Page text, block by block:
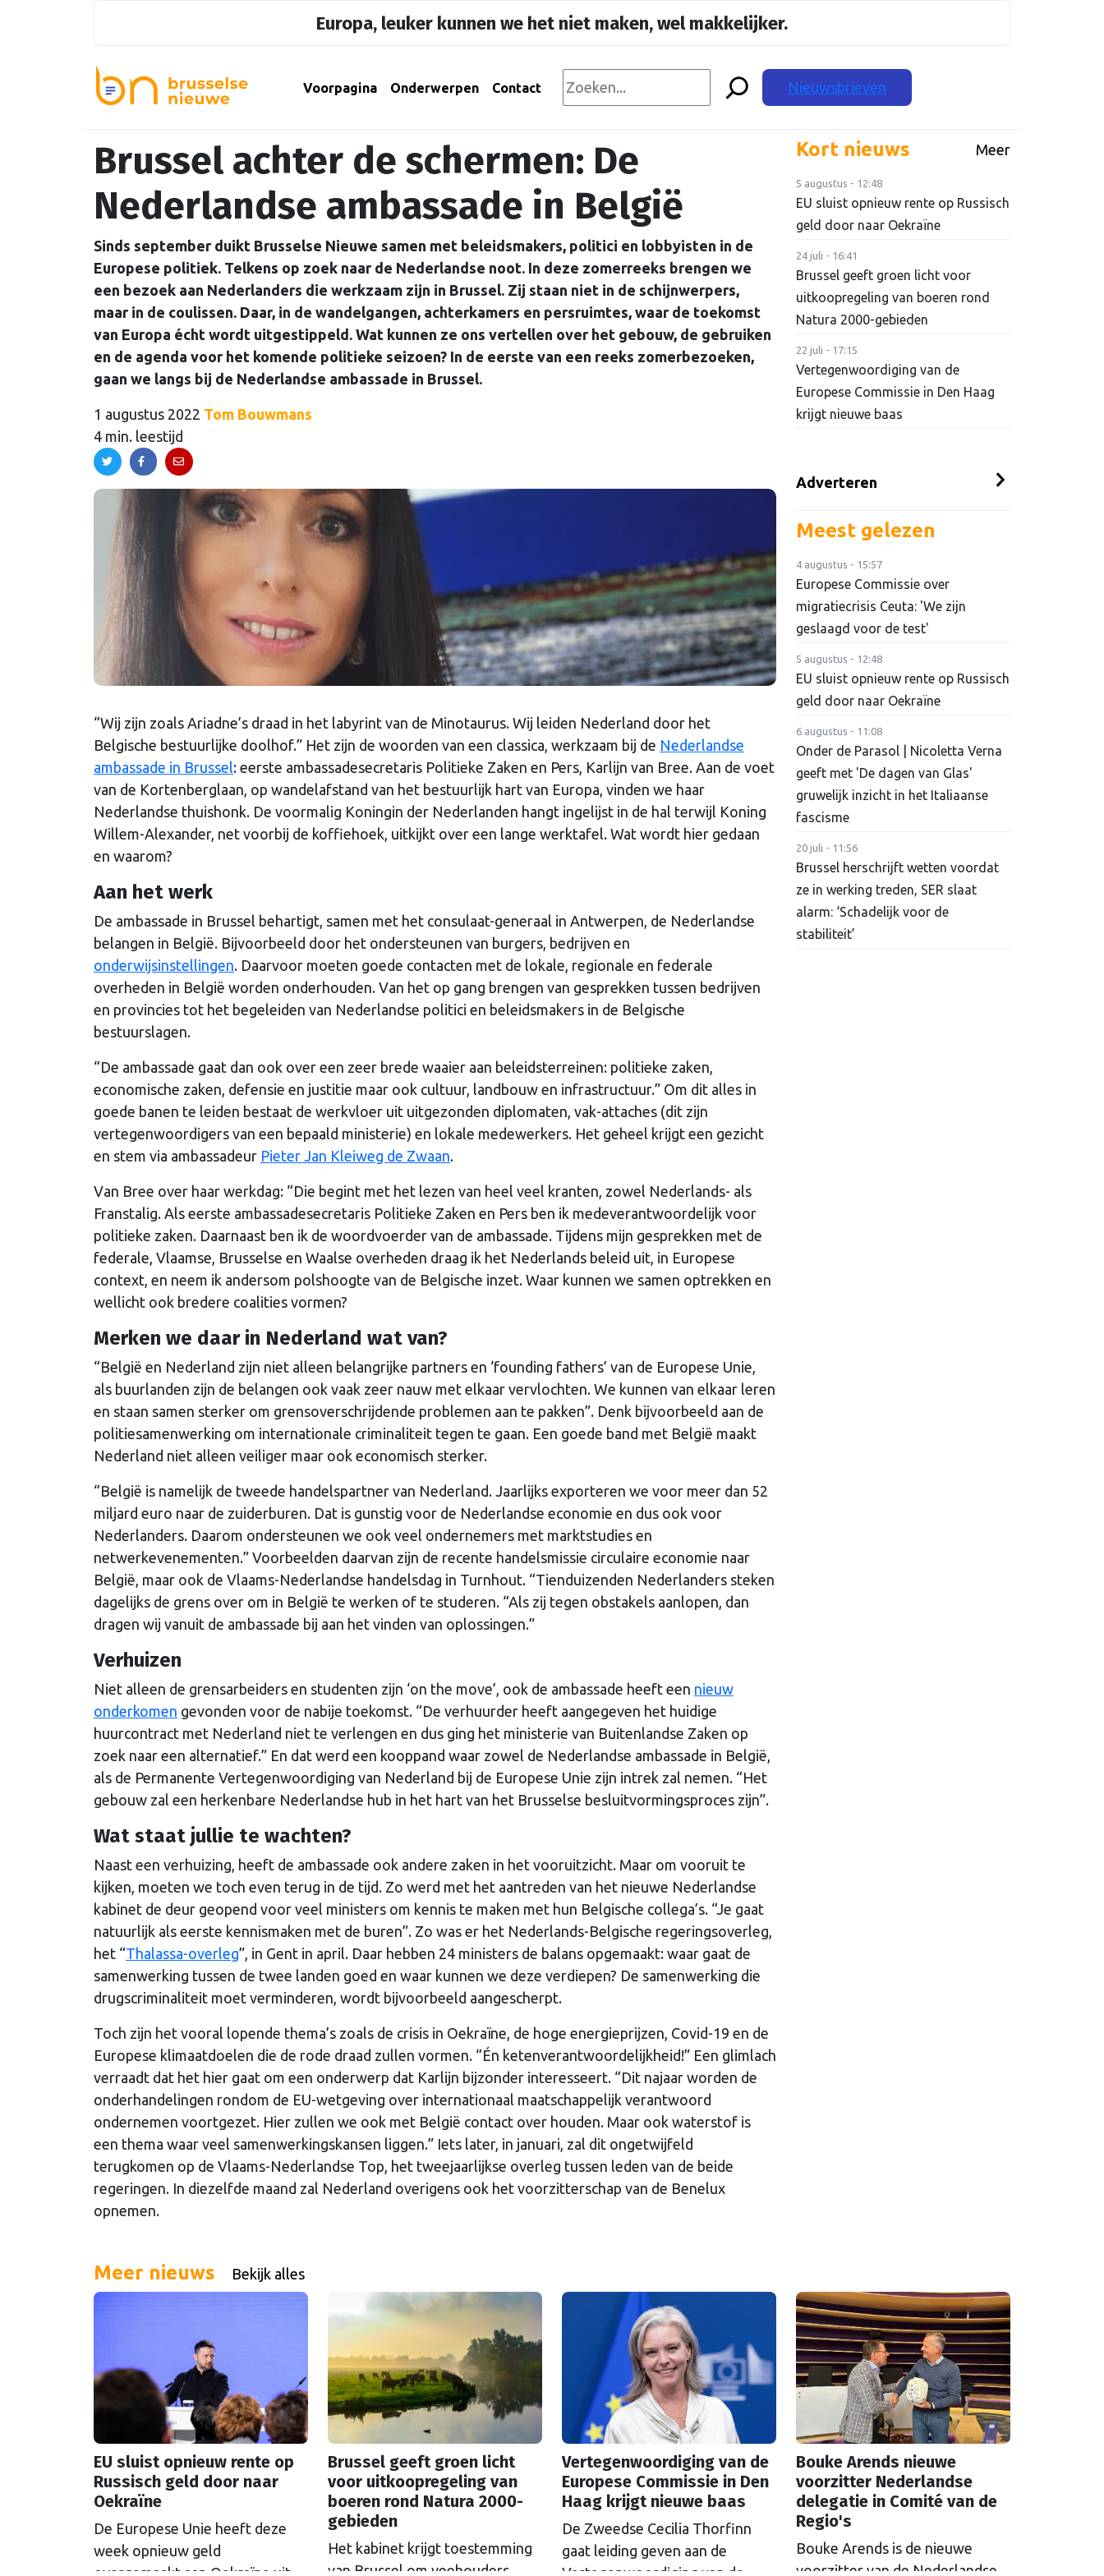
Europa, leuker kunnen we het niet maken, wel makkelijker.
Voorpagina Onderwerpen Contact Nieuwsbrieven
Brussel achter de schermen: De
Nederlandse ambassade in België
Sinds september duikt Brusselse Nieuwe samen met beleidsmakers, politici en lobbyisten in de
Europese politiek. Telkens op zoek naar de Nederlandse noot. In deze zomerreeks brengen we
een bezoek aan Nederlanders die werkzaam zijn in Brussel. Zij staan niet in de schijnwerpers,
maar in de coulissen. Daar, in de wandelgangen, achterkamers en persruimtes, waar de toekomst
van Europa écht wordt uitgestippeld. Wat kunnen ze ons vertellen over het gebouw, de gebruiken
en de agenda voor het komende politieke seizoen? In de eerste van een reeks zomerbezoeken,
gaan we langs bij de Nederlandse ambassade in Brussel.
1 augustus 2022 Tom Bouwmans
4 min. leestijd
“Wij zijn zoals Ariadne’s draad in het labyrint van de Minotaurus. Wij leiden Nederland door het
Belgische bestuurlijke doolhof.” Het zijn de woorden van een classica, werkzaam bij de Nederlandse
ambassade in Brussel: eerste ambassadesecretaris Politieke Zaken en Pers, Karlijn van Bree. Aan de voet
van de Kortenberglaan, op wandelafstand van het bestuurlijk hart van Europa, vinden we haar
Nederlandse thuishonk. De voormalig Koningin der Nederlanden hangt ingelijst in de hal terwijl Koning
Willem-Alexander, net voorbij de koffiehoek, uitkijkt over een lange werktafel. Wat wordt hier gedaan
en waarom?
Aan het werk
De ambassade in Brussel behartigt, samen met het consulaat-generaal in Antwerpen, de Nederlandse
belangen in België. Bijvoorbeeld door het ondersteunen van burgers, bedrijven en
onderwijsinstellingen. Daarvoor moeten goede contacten met de lokale, regionale en federale
overheden in België worden onderhouden. Van het op gang brengen van gesprekken tussen bedrijven
en provincies tot het begeleiden van Nederlandse politici en beleidsmakers in de Belgische
bestuurslagen.
“De ambassade gaat dan ook over een zeer brede waaier aan beleidsterreinen: politieke zaken,
economische zaken, defensie en justitie maar ook cultuur, landbouw en infrastructuur.” Om dit alles in
goede banen te leiden bestaat de werkvloer uit uitgezonden diplomaten, vak-attaches (dit zijn
vertegenwoordigers van een bepaald ministerie) en lokale medewerkers. Het geheel krijgt een gezicht
en stem via ambassadeur Pieter Jan Kleiweg de Zwaan.
Van Bree over haar werkdag: “Die begint met het lezen van heel veel kranten, zowel Nederlands- als
Franstalig. Als eerste ambassadesecretaris Politieke Zaken en Pers ben ik medeverantwoordelijk voor
politieke zaken. Daarnaast ben ik de woordvoerder van de ambassade. Tijdens mijn gesprekken met de
federale, Vlaamse, Brusselse en Waalse overheden draag ik het Nederlands beleid uit, in Europese
context, en neem ik andersom polshoogte van de Belgische inzet. Waar kunnen we samen optrekken en
wellicht ook bredere coalities vormen?
Merken we daar in Nederland wat van?
“België en Nederland zijn niet alleen belangrijke partners en ‘founding fathers’ van de Europese Unie,
als buurlanden zijn de belangen ook vaak zeer nauw met elkaar vervlochten. We kunnen van elkaar leren
en staan samen sterker om grensoverschrijdende problemen aan te pakken”. Denk bijvoorbeeld aan de
politiesamenwerking om internationale criminaliteit tegen te gaan. Een goede band met België maakt
Nederland niet alleen veiliger maar ook economisch sterker.
“België is namelijk de tweede handelspartner van Nederland. Jaarlijks exporteren we voor meer dan 52
miljard euro naar de zuiderburen. Dat is gunstig voor de Nederlandse economie en dus ook voor
Nederlanders. Daarom ondersteunen we ook veel ondernemers met marktstudies en
netwerkevenementen.” Voorbeelden daarvan zijn de recente handelsmissie circulaire economie naar
België, maar ook de Vlaams-Nederlandse handelsdag in Turnhout. “Tienduizenden Nederlanders steken
dagelijks de grens over om in België te werken of te studeren. “Als zij tegen obstakels aanlopen, dan
dragen wij vanuit de ambassade bij aan het vinden van oplossingen.”
Verhuizen
Niet alleen de grensarbeiders en studenten zijn ‘on the move’, ook de ambassade heeft een nieuw
onderkomen gevonden voor de nabije toekomst. “De verhuurder heeft aangegeven het huidige
huurcontract met Nederland niet te verlengen en dus ging het ministerie van Buitenlandse Zaken op
zoek naar een alternatief.” En dat werd een kooppand waar zowel de Nederlandse ambassade in België,
als de Permanente Vertegenwoordiging van Nederland bij de Europese Unie zijn intrek zal nemen. “Het
gebouw zal een herkenbare Nederlandse hub in het hart van het Brusselse besluitvormingsproces zijn”.
Wat staat jullie te wachten?
Naast een verhuizing, heeft de ambassade ook andere zaken in het vooruitzicht. Maar om vooruit te
kijken, moeten we toch even terug in de tijd. Zo werd met het aantreden van het nieuwe Nederlandse
kabinet de deur geopend voor veel ministers om kennis te maken met hun Belgische collega’s. “Je gaat
natuurlijk als eerste kennismaken met de buren”. Zo was er het Nederlands-Belgische regeringsoverleg,
het “Thalassa-overleg”, in Gent in april. Daar hebben 24 ministers de balans opgemaakt: waar gaat de
samenwerking tussen de twee landen goed en waar kunnen we deze verdiepen? De samenwerking die
drugscriminaliteit moet verminderen, wordt bijvoorbeeld aangescherpt.
Toch zijn het vooral lopende thema’s zoals de crisis in Oekraïne, de hoge energieprijzen, Covid-19 en de
Europese klimaatdoelen die de rode draad zullen vormen. “Én ketenverantwoordelijkheid!” Een glimlach
verraadt dat het hier gaat om een onderwerp dat Karlijn bijzonder interesseert. “Dit najaar worden de
onderhandelingen rondom de EU-wetgeving over internationaal maatschappelijk verantwoord
ondernemen voortgezet. Hier zullen we ook met België contact over houden. Maar ook waterstof is
een thema waar veel samenwerkingskansen liggen.” Iets later, in januari, zal dit ongetwijfeld
terugkomen op de Vlaams-Nederlandse Top, het tweejaarlijkse overleg tussen leden van de beide
regeringen. In diezelfde maand zal Nederland overigens ook het voorzitterschap van de Benelux
opnemen.
Kort nieuws Meer
5 augustus - 12:48
EU sluist opnieuw rente op Russisch
geld door naar Oekraïne
24 juli - 16:41
Brussel geeft groen licht voor
uitkoopregeling van boeren rond
Natura 2000-gebieden
22 juli - 17:15
Vertegenwoordiging van de
Europese Commissie in Den Haag
krijgt nieuwe baas
Adverteren
Meest gelezen
4 augustus - 15:57
Europese Commissie over
migratiecrisis Ceuta: 'We zijn
geslaagd voor de test'
5 augustus - 12:48
EU sluist opnieuw rente op Russisch
geld door naar Oekraïne
6 augustus - 11:08
Onder de Parasol | Nicoletta Verna
geeft met 'De dagen van Glas'
gruwelijk inzicht in het Italiaanse
fascisme
20 juli - 11:56
Brussel herschrijft wetten voordat
ze in werking treden, SER slaat
alarm: ‘Schadelijk voor de
stabiliteit’
Meer nieuws Bekijk alles
EU sluist opnieuw rente op
Russisch geld door naar
Oekraïne
De Europese Unie heeft deze
week opnieuw geld
overgemaakt aan Oekraïne uit
Brussel geeft groen licht
voor uitkoopregeling van
boeren rond Natura 2000-
gebieden
Het kabinet krijgt toestemming
van Brussel om veehouders
Vertegenwoordiging van de
Europese Commissie in Den
Haag krijgt nieuwe baas
De Zweedse Cecilia Thorfinn
gaat leiding geven aan de
Vertegenwoordiging van de
Bouke Arends nieuwe
voorzitter Nederlandse
delegatie in Comité van de
Regio's
Bouke Arends is de nieuwe
voorzitter van de Nederlandse